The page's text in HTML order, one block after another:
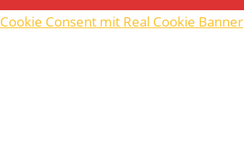
Cookie Consent mit Real Cookie Banner